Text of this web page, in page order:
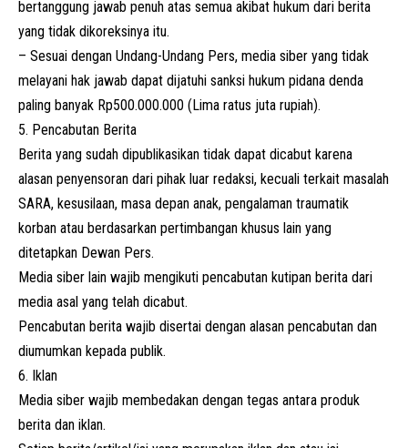
bertanggung jawab penuh atas semua akibat hukum dari berita
yang tidak dikoreksinya itu.
– Sesuai dengan Undang-Undang Pers, media siber yang tidak
melayani hak jawab dapat dijatuhi sanksi hukum pidana denda
paling banyak Rp500.000.000 (Lima ratus juta rupiah).
5. Pencabutan Berita
Berita yang sudah dipublikasikan tidak dapat dicabut karena
alasan penyensoran dari pihak luar redaksi, kecuali terkait masalah
SARA, kesusilaan, masa depan anak, pengalaman traumatik
korban atau berdasarkan pertimbangan khusus lain yang
ditetapkan Dewan Pers.
Media siber lain wajib mengikuti pencabutan kutipan berita dari
media asal yang telah dicabut.
Pencabutan berita wajib disertai dengan alasan pencabutan dan
diumumkan kepada publik.
6. Iklan
Media siber wajib membedakan dengan tegas antara produk
berita dan iklan.